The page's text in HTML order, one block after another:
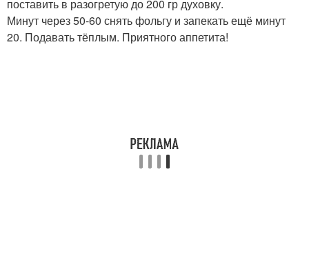
поставить в разогретую до 200 гр духовку.
Минут через 50-60 снять фольгу и запекать ещё минут
20. Подавать тёплым. Приятного аппетита!